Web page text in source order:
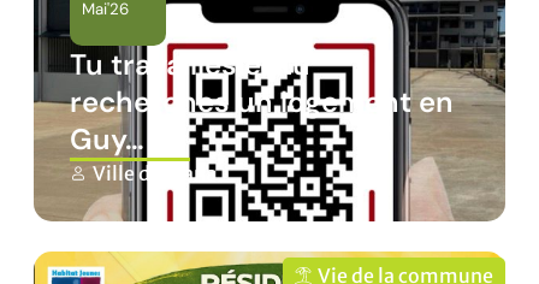
Mai'26
Tu travailles et tu
recherches un logement en
Guy…
Ville de Mana
Vie de la commune